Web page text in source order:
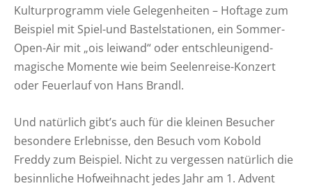
Kulturprogramm viele Gelegenheiten – Hoftage zum
Beispiel mit Spiel-und Bastelstationen, ein Sommer-
Open-Air mit „ois leiwand“ oder entschleunigend-
magische Momente wie beim Seelenreise-Konzert
oder Feuerlauf von Hans Brandl.
Und natürlich gibt’s auch für die kleinen Besucher
besondere Erlebnisse, den Besuch vom Kobold
Freddy zum Beispiel. Nicht zu vergessen natürlich die
besinnliche Hofweihnacht jedes Jahr am 1. Advent